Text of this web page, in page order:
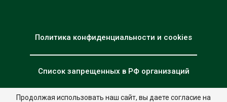
Политика конфиденциальности и cookies
Список запрещенных в РФ организаций
Продолжая использовать наш сайт, вы даете согласие на